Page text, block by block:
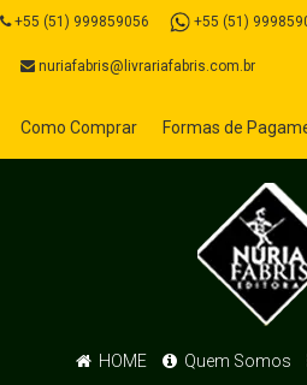
+55 (51) 999859056 +55 (51)
nuriafabris@livrariafabris.com.br
Como Comprar Formas de
HOME Quem Somos